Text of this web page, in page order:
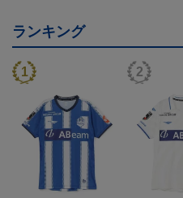
ランキング